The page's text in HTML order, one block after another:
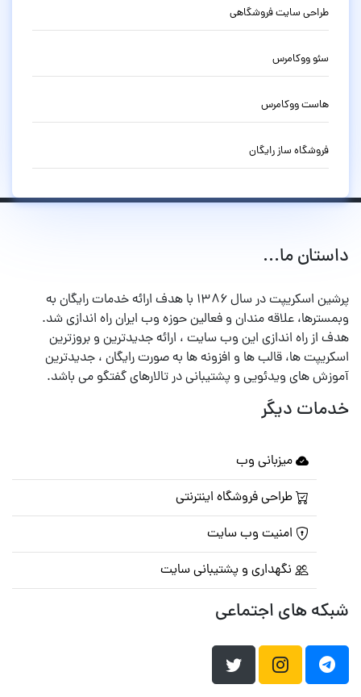
طراحی سایت فروشگاهی
سئو ووکامرس
هاست ووکامرس
فروشگاه ساز رایگان
داستان ما...
پرشین اسکریپت در سال ۱۳۸۶ با هدف ارائه خدمات رایگان به
وبمسترها، علاقه مندان و فعالین حوزه وب ایران راه اندازی شد.
هدف از راه اندازی این وب سایت ، ارائه جدیدترین و بروزترین
اسکریپت ها، قالب ها و افزونه ها به صورت رایگان ، جدیدترین
آموزش های ویدئویی و پشتیبانی در تالارهای گفتگو می باشد.
خدمات دیگر
میزبانی وب
طراحی فروشگاه اینترنتی
امنیت وب سایت
نگهداری و پشتیبانی سایت
شبکه های اجتماعی